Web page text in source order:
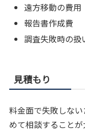
遠方移動の費用
報告書作成費
調査失敗時の扱
見積もり
料金面で失敗しな
めて相談することが